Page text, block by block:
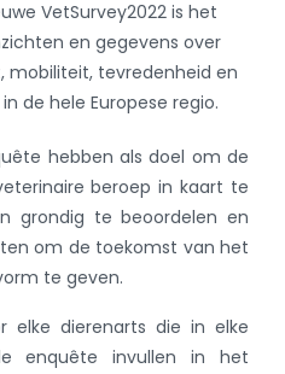
VetSurvey2022 is het
en gegevens over
mobiliteit, tevredenheid en
de hele Europese regio.
hebben als doel om de
beroep in kaart te
grondig te beoordelen en
om de toekomst van het
te geven.
elke dierenarts die in elke
enquête invullen in het